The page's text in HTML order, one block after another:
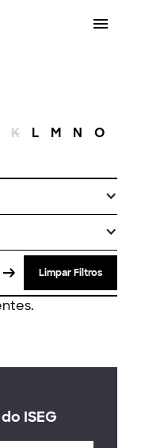
K L M N O
Limpar Filtros
ISEG